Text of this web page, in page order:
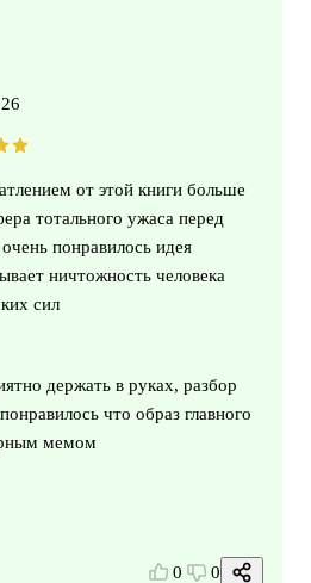
от этой книги больше
тотального ужаса перед
понравилось идея
ничтожность человека
сил
держать в руках, разбор
что образ главного
мемом
0 0